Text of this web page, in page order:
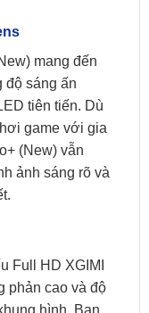
mang đến
độ sáng ấn
tiên tiến. Dù
game với gia
(New) vẫn
ảnh sáng rõ và
Full HD XGIMI
phản cao và độ
hình. Bạn